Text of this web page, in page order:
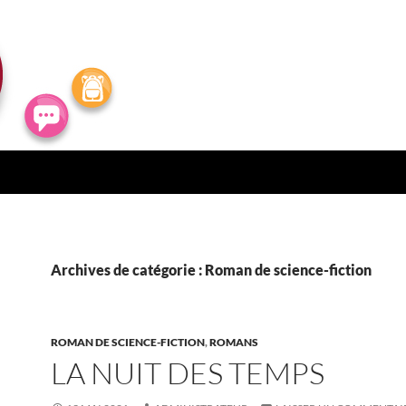
Archives de catégorie : Roman de science-fiction
ROMAN DE SCIENCE-FICTION,ROMANS
LA NUIT DES TEMPS